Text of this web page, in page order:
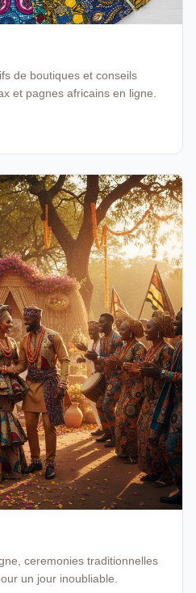
de boutiques et conseils
et pagnes africains en ligne.
ceremonies traditionnelles
un jour inoubliable.